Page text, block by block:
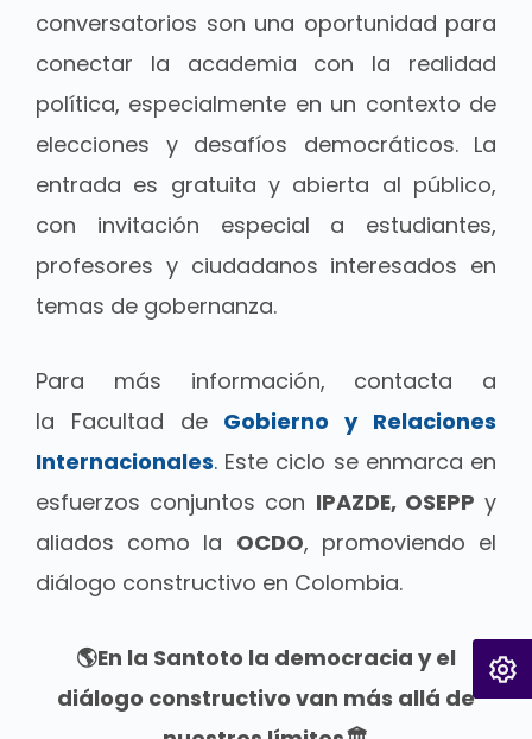
conversatorios son una oportunidad para
conectar la academia con la realidad
política, especialmente en un contexto de
elecciones y desafíos democráticos. La
entrada es gratuita y abierta al público,
con invitación especial a estudiantes,
profesores y ciudadanos interesados en
temas de gobernanza.
Para más información, contacta a
la Facultad de Gobierno y Relaciones
Internacionales. Este ciclo se enmarca en
esfuerzos conjuntos con IPAZDE, OSEPP y
aliados como la OCDO, promoviendo el
diálogo constructivo en Colombia.
🌎En la Santoto la democracia y el
diálogo constructivo van más allá de